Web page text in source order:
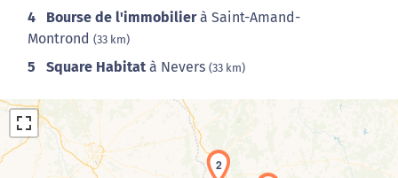
4 Bourse de l'immobilierà Saint-Amand-
Montrond (33 km)
5 Square Habitat à Nevers (33 km)
2